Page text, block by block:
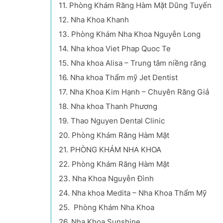
11. Phòng Khám Răng Hàm Mặt Dũng Tuyến
12. Nha Khoa Khanh
13. Phòng Khám Nha Khoa Nguyễn Long
14. Nha khoa Viet Phap Quoc Te
15. Nha khoa Alisa – Trung tâm niềng răng
16. Nha khoa Thẩm mỹ Jet Dentist
17. Nha Khoa Kim Hạnh – Chuyên Răng Giả
18. Nha khoa Thanh Phương
19. Thao Nguyen Dental Clinic
20. Phòng Khám Răng Hàm Mặt
21. PHÒNG KHÁM NHA KHOA
22. Phòng Khám Răng Hàm Mặt
23. Nha Khoa Nguyễn Đình
24. Nha khoa Medita – Nha Khoa Thẩm Mỹ
25. Phòng Khám Nha Khoa